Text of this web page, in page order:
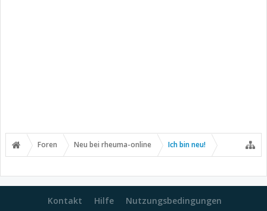
Foren Neu bei rheuma-online Ich bin neu!
Kontakt Hilfe Nutzungsbedingungen